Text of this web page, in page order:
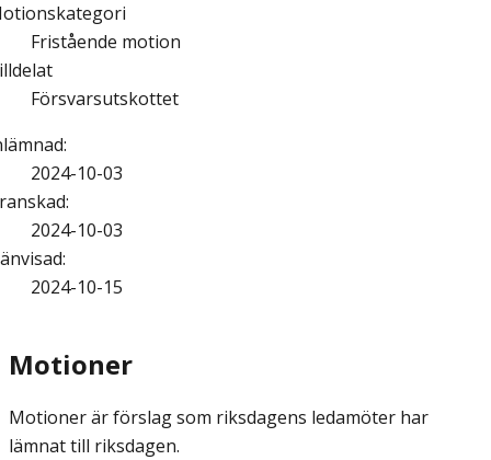
Fristående motion
Försvarsutskottet
:
2024-10-03
:
2024-10-03
:
2024-10-15
Motioner
Motioner är förslag som riksdagens ledamöter har
lämnat till riksdagen.